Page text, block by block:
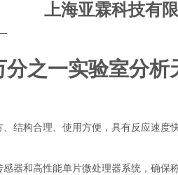
上海亚霖科技有
分之一实验室分析
结构合理、使用方便，具有反应速
器和高性能单片微处理器系统，确保